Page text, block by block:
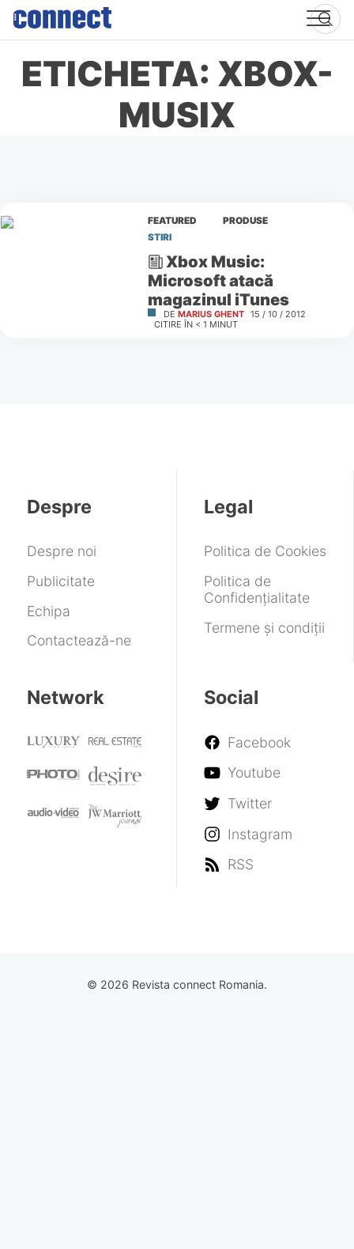
Skip
content
ETICHETA: XBOX-
MUSIX
FEATURED
PRODUSE
STIRI
Xbox Music:
Microsoft atacă
magazinul iTunes
DE MARIUS GHENT 15 / 10 / 2012
CITIRE ÎN < 1 MINUT
Despre
Despre noi
Publicitate
Echipa
Contactează-ne
Legal
Politica de Cookies
Politica de
Confidențialitate
Termene și condiții
Network Social
Facebook
Youtube
Twitter
Instagram
RSS
© 2026 Revista connect Romania.